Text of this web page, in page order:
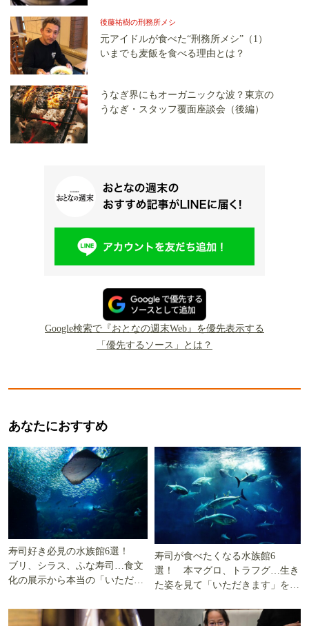
後藤祐樹の刑務所メシ
元アイドルが食べた“刑務所メシ”（1）
いまでも麦飯を食べる理由とは？
うなぎ界にもオーガニックな波？東京の
うなぎ・スタッフ覆面座談会（後編）
Google検索で『おとなの週末Web』を優先表示する
「優先するソース」とは？
あなたにおすすめ
寿司好き必見の水族館6選！
ブリ、シラス、ふな寿司…食文
化の展示から本当の「いただき
寿司が食べたくなる水族館6
選！ 本マグロ、トラフグ…生き
た姿を見て「いただきます」を考